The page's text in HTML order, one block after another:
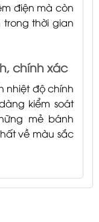
điện mà còn
thời gian
chính xác
nhiệt độ chính
kiểm soát
mẻ bánh
về màu sắc